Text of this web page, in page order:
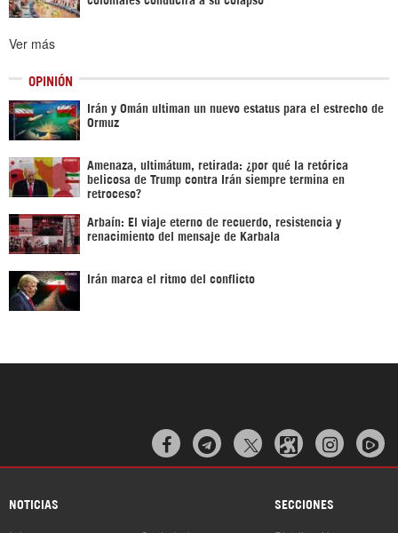
Ver más
OPINIÓN
Irán y Omán ultiman un nuevo estatus para el estrecho de
Ormuz
Amenaza, ultimátum, retirada: ¿por qué la retórica
belicosa de Trump contra Irán siempre termina en
retroceso?
Arbaín: El viaje eterno de recuerdo, resistencia y
renacimiento del mensaje de Karbala
Irán marca el ritmo del conflicto
  
NOTICIAS SECCIONES